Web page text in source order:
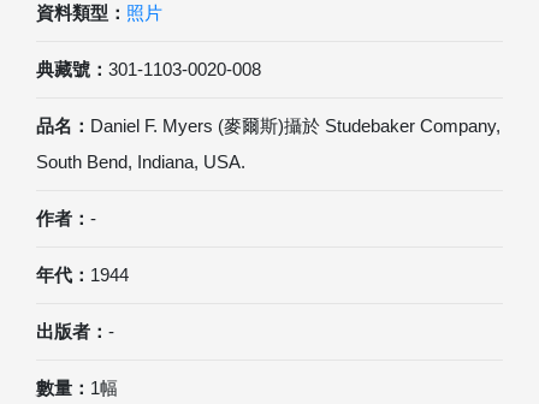
資料類型： 照片
典藏號： 301-1103-0020-008
品名： Daniel F. Myers (麥爾斯)攝於 Studebaker Company,
South Bend, Indiana, USA.
作者： -
年代： 1944
出版者： -
數量： 1幅